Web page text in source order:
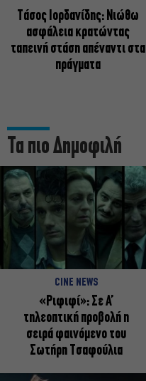
Tάσος Ιορδανίδης: Νιώθω
ασφάλεια κρατώντας
ταπεινή στάση απέναντι στα
πράγματα
Τα πιο Δημοφιλή
CINE NEWS
«Ριφιφί»: Σε Α’
τηλεοπτική προβολή η
σειρά φαινόμενο του
Σωτήρη Τσαφούλια